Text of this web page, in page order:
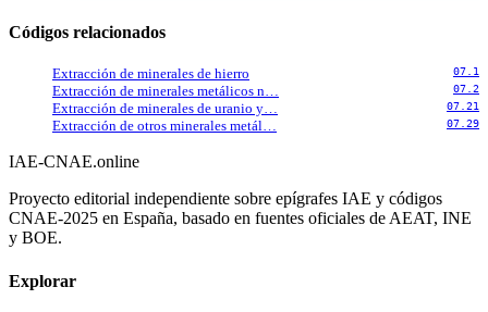
Códigos relacionados
Extracción de minerales de hierro 07.1
Extracción de minerales metálicos n… 07.2
Extracción de minerales de uranio y… 07.21
Extracción de otros minerales metál… 07.29
IAE-CNAE.online
Proyecto editorial independiente sobre epígrafes IAE y códigos
CNAE-2025 en España, basado en fuentes oficiales de AEAT, INE
y BOE.
Explorar